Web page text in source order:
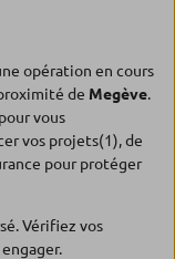
opération en cours
de Megève.
vous
vos projets(1), de
pour protéger
Vérifiez vos